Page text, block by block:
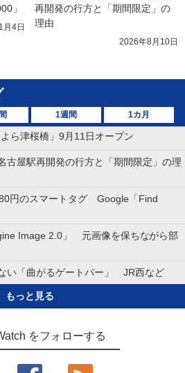
」
月4日
再開発の行方と「期間限定」の
理由
2026年8月10日
1週間 1カ月
ら津桜橋」9月11日オープン
屋駅再開発の行方と「期間限定」の理
円のスマートタグ Google「Find
Image 2.0」 元画像を保ちながら部
い「曲がるゲートバー」 JR西など
もっと見る
をフォローする